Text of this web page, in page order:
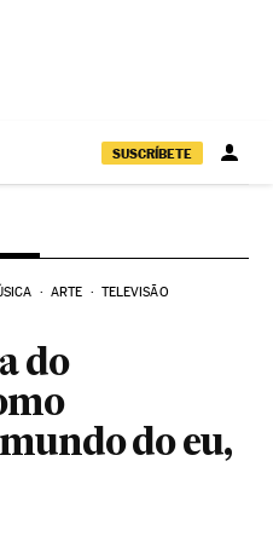
SUSCRÍBETE
ARTE TELEVISÃO
do
do eu,